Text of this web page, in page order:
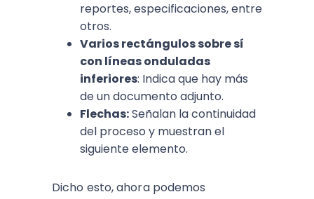
reportes, especificaciones, entre
otros.
Varios rectángulos sobre sí
con líneas onduladas
inferiores: Indica que hay más
de un documento adjunto.
Flechas:Señalan la continuidad
del proceso y muestran el
siguiente elemento.
Dicho esto, ahora podemos